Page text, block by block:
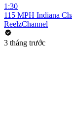
1:30
115 MPH Indiana
ReelzChannel
3 tháng trước